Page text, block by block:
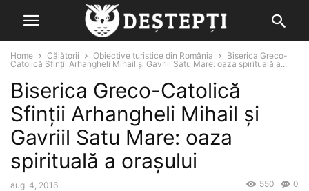
Home Călătorii Obiective turistice din România
Biserica Greco-
Catolică Sfinții Arhangheli Mihail și Gavriil Satu Mare: oaza spirituală a...
Biserica Greco-Catolică
Sfinții Arhangheli Mihail și
Gavriil Satu Mare: oaza
spirituală a orașului
aug. 4, 2016 0
550